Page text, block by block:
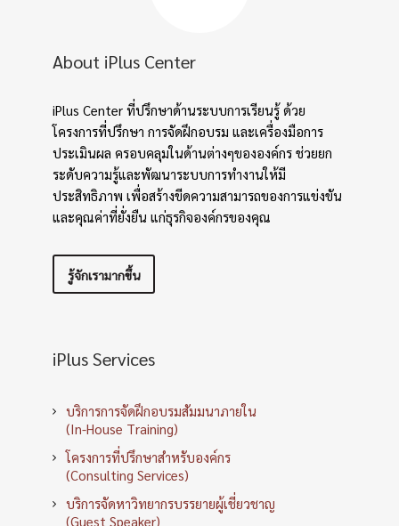
About iPlus Center
iPlus Center ที่ปรึกษาด้านระบบการเรียนรู้ ด้วย
โครงการที่ปรึกษา การจัดฝึกอบรม และเครื่องมือการ
ประเมินผล ครอบคลุมในด้านต่างๆขององค์กร ช่วยยก
ระดับความรู้และพัฒนาระบบการทำงานให้มี
ประสิทธิภาพ เพื่อสร้างขีดความสามารถของการแข่งขัน
และคุณค่าที่ยั่งยืน แก่ธุรกิจองค์กรของคุณ
รู้จักเรามากขึ้น
iPlus Services
บริการการจัดฝึกอบรมสัมมนาภายใน
(In-House Training)
โครงการที่ปรึกษาสำหรับองค์กร
(Consulting Services)
บริการจัดหาวิทยากรบรรยายผู้เชี่ยวชาญ
(Guest Speaker)